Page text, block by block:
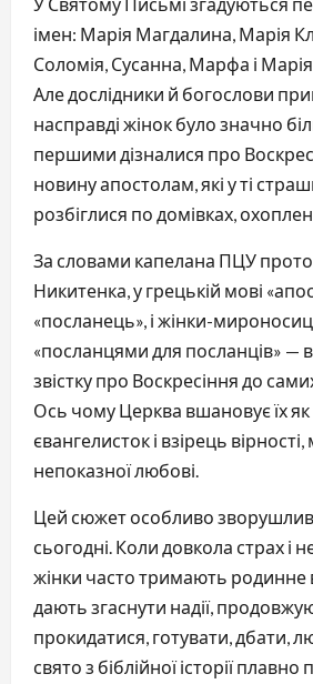
імен: Марія Магдалина, Марія
Соломія, Сусанна, Марфа і
Але дослідники й богослови
насправді жінок було значно
першими дізналися про
новину апостолам, які у ті
розбіглися по домівках,
За словами капелана ПЦУ
Никитенка, у грецькій мові
«посланець», і жінки-
«посланцями для посланців» —
звістку про Воскресіння до
Ось чому Церква вшановує їх
євангелисток і взірець вірності,
непоказної любові.
Цей сюжет особливо
сьогодні. Коли довкола страх і
жінки часто тримають родинне
дають згаснути надії,
прокидатися, готувати, дбати,
свято з біблійної історії